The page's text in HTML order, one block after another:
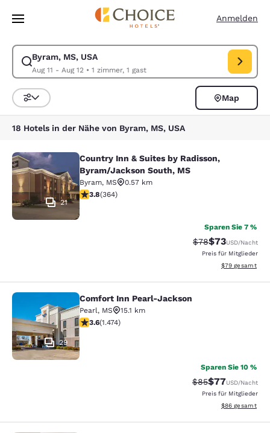
Weiter Zu Hauptinhalt
Anmelden
Byram, MS, USA
Aug 11 - Aug 12• 1 zimmer, 1 gast
Suche für Byram, MS, USA ändern. Check-in-Datum Aug 11, Check-out-
Sortieren und Filtern,
Map
18 Hotels in der Nähe von Byram, MS, USA
Country Inn & Suites by Radisson,
21
Country Inn & Suites by Radisson,
Byram/Jackson South, MS
Byram, MS
0.57 km
3.76-Sterne-Bewertung. Gut. 364 Bewertungen
3.8(364)
Sparen Sie 7 %
$78Vergünstigter
$73USD/Nacht
Preis für Mitglieder
Geschätzte
$79 gesamt
Comfort Inn Pearl-Jackson
29
Comfort Inn Pearl-Jackson
Pearl, MS
15.1 km
3.64-Sterne-Bewertung. Gut. 1474 Bewertungen
3.6(1.474)
Sparen Sie 10 %
$85Vergünstigter
$77USD/Nacht
Preis für Mitglieder
Geschätzte
$86 gesamt